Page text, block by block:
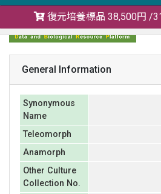
復元培養標品 38,500円 /
General Information
Synonymous
Name
Teleomorph
Anamorph
Other Culture
Collection No.